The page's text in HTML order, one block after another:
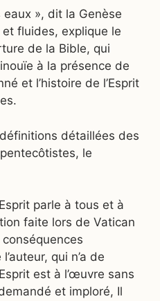
eaux », dit la Genèse
et fluides, explique le
de la Bible, qui
à la présence de
et l’histoire de l’Esprit
détaillées des
le
parle à tous et à
faite lors de Vatican
qui n’a de
est à l’œuvre sans
et imploré, Il